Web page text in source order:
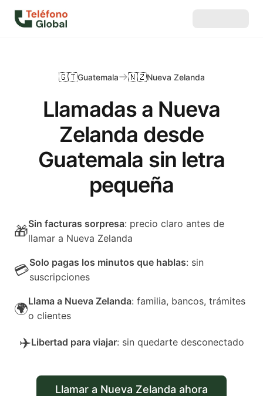
Llamadas a Nueva
Zelanda desde
Guatemala sin letra
pequeña
🇬🇹Guatemala 🇳🇿Nueva Zelanda
🎁Sin facturas sorpresa: precio claro antes de
llamar a Nueva Zelanda
💳Solo pagas los minutos que hablas: sin
suscripciones
🌍Llama a Nueva Zelanda: familia, bancos, trámites
o clientes
✈️Libertad para viajar: sin quedarte desconectado
Llamar a Nueva Zelanda ahora